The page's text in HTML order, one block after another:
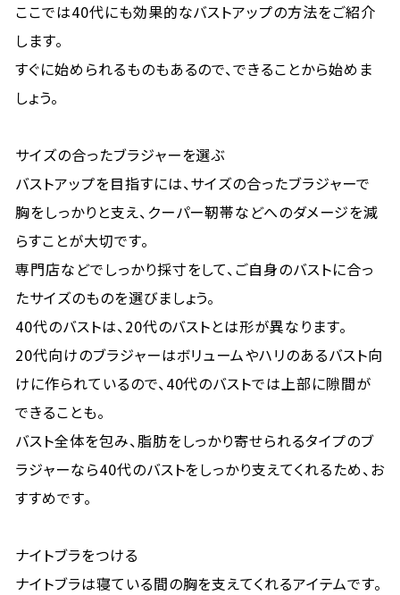
ここでは40代にも効果的なバストアップの方法をご紹介
します。
すぐに始められるものもあるので、できることから始めま
しょう。
サイズの合ったブラジャーを選ぶ
バストアップを目指すには、サイズの合ったブラジャーで
胸をしっかりと支え、クーパー靭帯などへのダメージを減
らすことが大切です。
専門店などでしっかり採寸をして、ご自身のバストに合っ
たサイズのものを選びましょう。
40代のバストは、20代のバストとは形が異なります。
20代向けのブラジャーはボリュームやハリのあるバスト向
けに作られているので、40代のバストでは上部に隙間が
できることも。
バスト全体を包み、脂肪をしっかり寄せられるタイプのブ
ラジャーなら40代のバストをしっかり支えてくれるため、お
すすめです。
ナイトブラをつける
ナイトブラは寝ている間の胸を支えてくれるアイテムです。